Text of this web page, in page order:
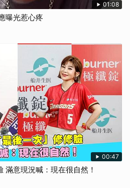
01:08
曝光惹心疼
00:47
滿意現況喊：現在很自然！